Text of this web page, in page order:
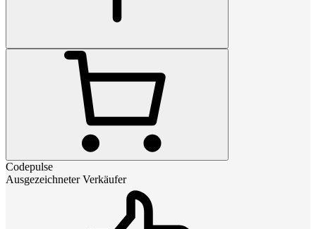
Codepulse
Ausgezeichneter Verkäufer